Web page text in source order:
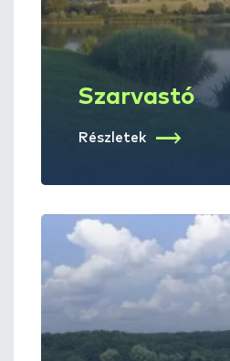
Szarvastó
Részletek